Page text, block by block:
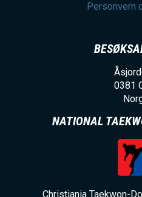
Personvern
0381
NATIONAL
Christiania Taekwon-